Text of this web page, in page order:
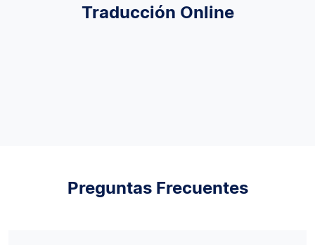
Traducción Online
Preguntas Frecuentes